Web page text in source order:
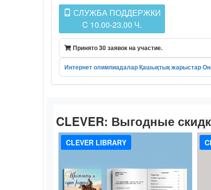
СЛУЖБА ПОДДЕРЖКИ
C 10.00-23.00 Ч.
Принято 30 заявок на участие.
Интернет олимпиадаларҚашықтық жарыстар
CLEVER: Выгодные
CLEVER LIBRARY